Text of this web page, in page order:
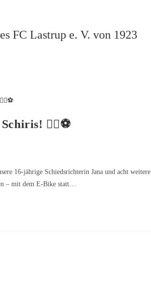
FC Lastrup e. V. von 1923
🚴‍♀️⚽️
16-jährige Schiedsrichterin Jana und acht weitere
– mit dem E-Bike statt…